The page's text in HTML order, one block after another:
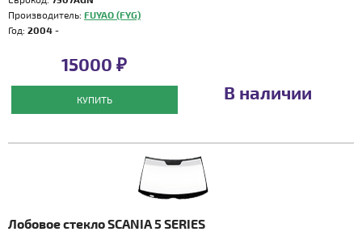
Производитель: FUYAO (FYG)
Год: 2004 -
15000 ₽
КУПИТЬ В наличии
Лобовое стекло SCANIA 5 SERIES